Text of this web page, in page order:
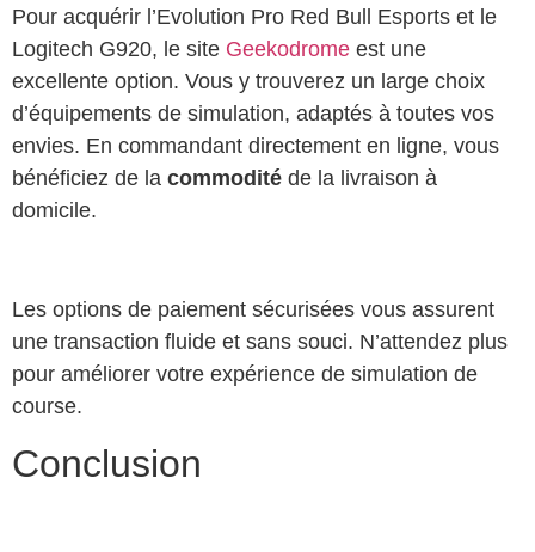
Pour acquérir l’Evolution Pro Red Bull Esports et le
Logitech G920, le site Geekodrome est une
excellente option. Vous y trouverez un large choix
d’équipements de simulation, adaptés à toutes vos
envies. En commandant directement en ligne, vous
bénéficiez de la commodité de la livraison à
domicile.
Les options de paiement sécurisées vous assurent
une transaction fluide et sans souci. N’attendez plus
pour améliorer votre expérience de simulation de
course.
Conclusion